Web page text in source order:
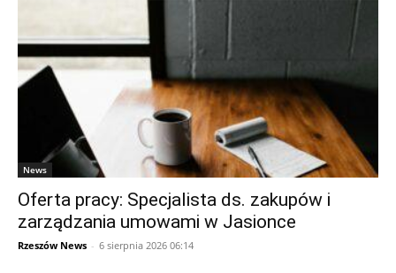
News
Oferta pracy: Specjalista ds. zakupów i
zarządzania umowami w Jasionce
Rzeszów News - 6 sierpnia 2026 06:14